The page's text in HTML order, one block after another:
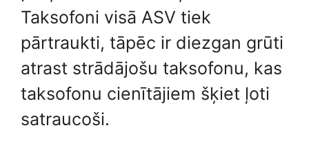
Taksofoni visā ASV tiek
pārtraukti, tāpēc ir diezgan grūti
atrast strādājošu taksofonu, kas
taksofonu cienītājiem šķiet ļoti
satraucoši.